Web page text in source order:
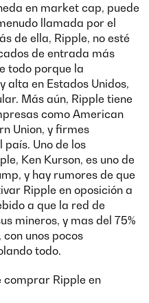
en market cap, puede
llamada por el
de ella, Ripple, no esté
de entrada más
todo porque la
alta en Estados Unidos,
Más aún, Ripple tiene
como American
Union, y firmes
país. Uno de los
Ken Kurson, es uno de
y hay rumores de que
Ripple en oposición a
a que la red de
mineros, y mas del 75%
unos pocos
todo.
comprar Ripple en